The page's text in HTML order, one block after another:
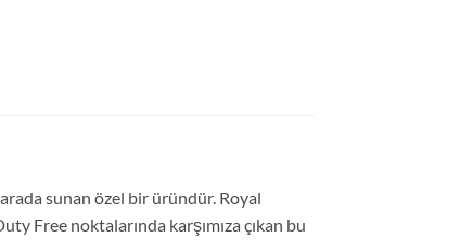
arada sunan özel bir üründür. Royal
Free noktalarında karşımıza çıkan bu